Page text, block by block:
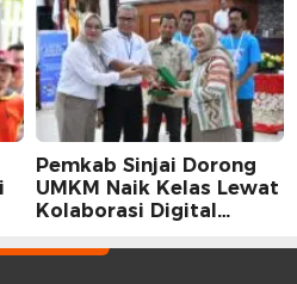
Pemkab Sinjai Dorong
UMKM Naik Kelas Lewat
Kolaborasi Digital